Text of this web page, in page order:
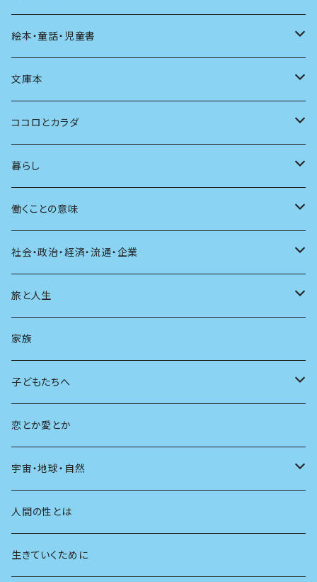
言葉
言語
批評
アンソロジー
自伝・伝記
発酵・麹
その他
アート
写真
その他
インテリア
ファッション
建築
スポーツ
AIと社会
広告
音楽
マンガ
テレビ
ラジオ
マガジン
その他
アニメ
日本の芸能
本屋さんの本
本の本
読書
絵本・童話・児童書
小さいお子さん向け
自分で読めるようになったら
大人も楽しい絵本
海外絵本
童話
その他
文庫本
男性作家
女性作家
その他
ココロとカラダ
フェミニズム
カウンセリング
人間関係
健康
暮らし
料理
育児
日常生活
学ぶ楽しみ
働くことの意味
仕事のヒント
社会・政治・経済・流通・企業
過去
現在
未来
旅と人生
旅
人生
家族
子どもたちへ
教育
友達
学校
恋とか愛とか
宇宙・地球・自然
動物
植物
人間の性とは
生きていくために